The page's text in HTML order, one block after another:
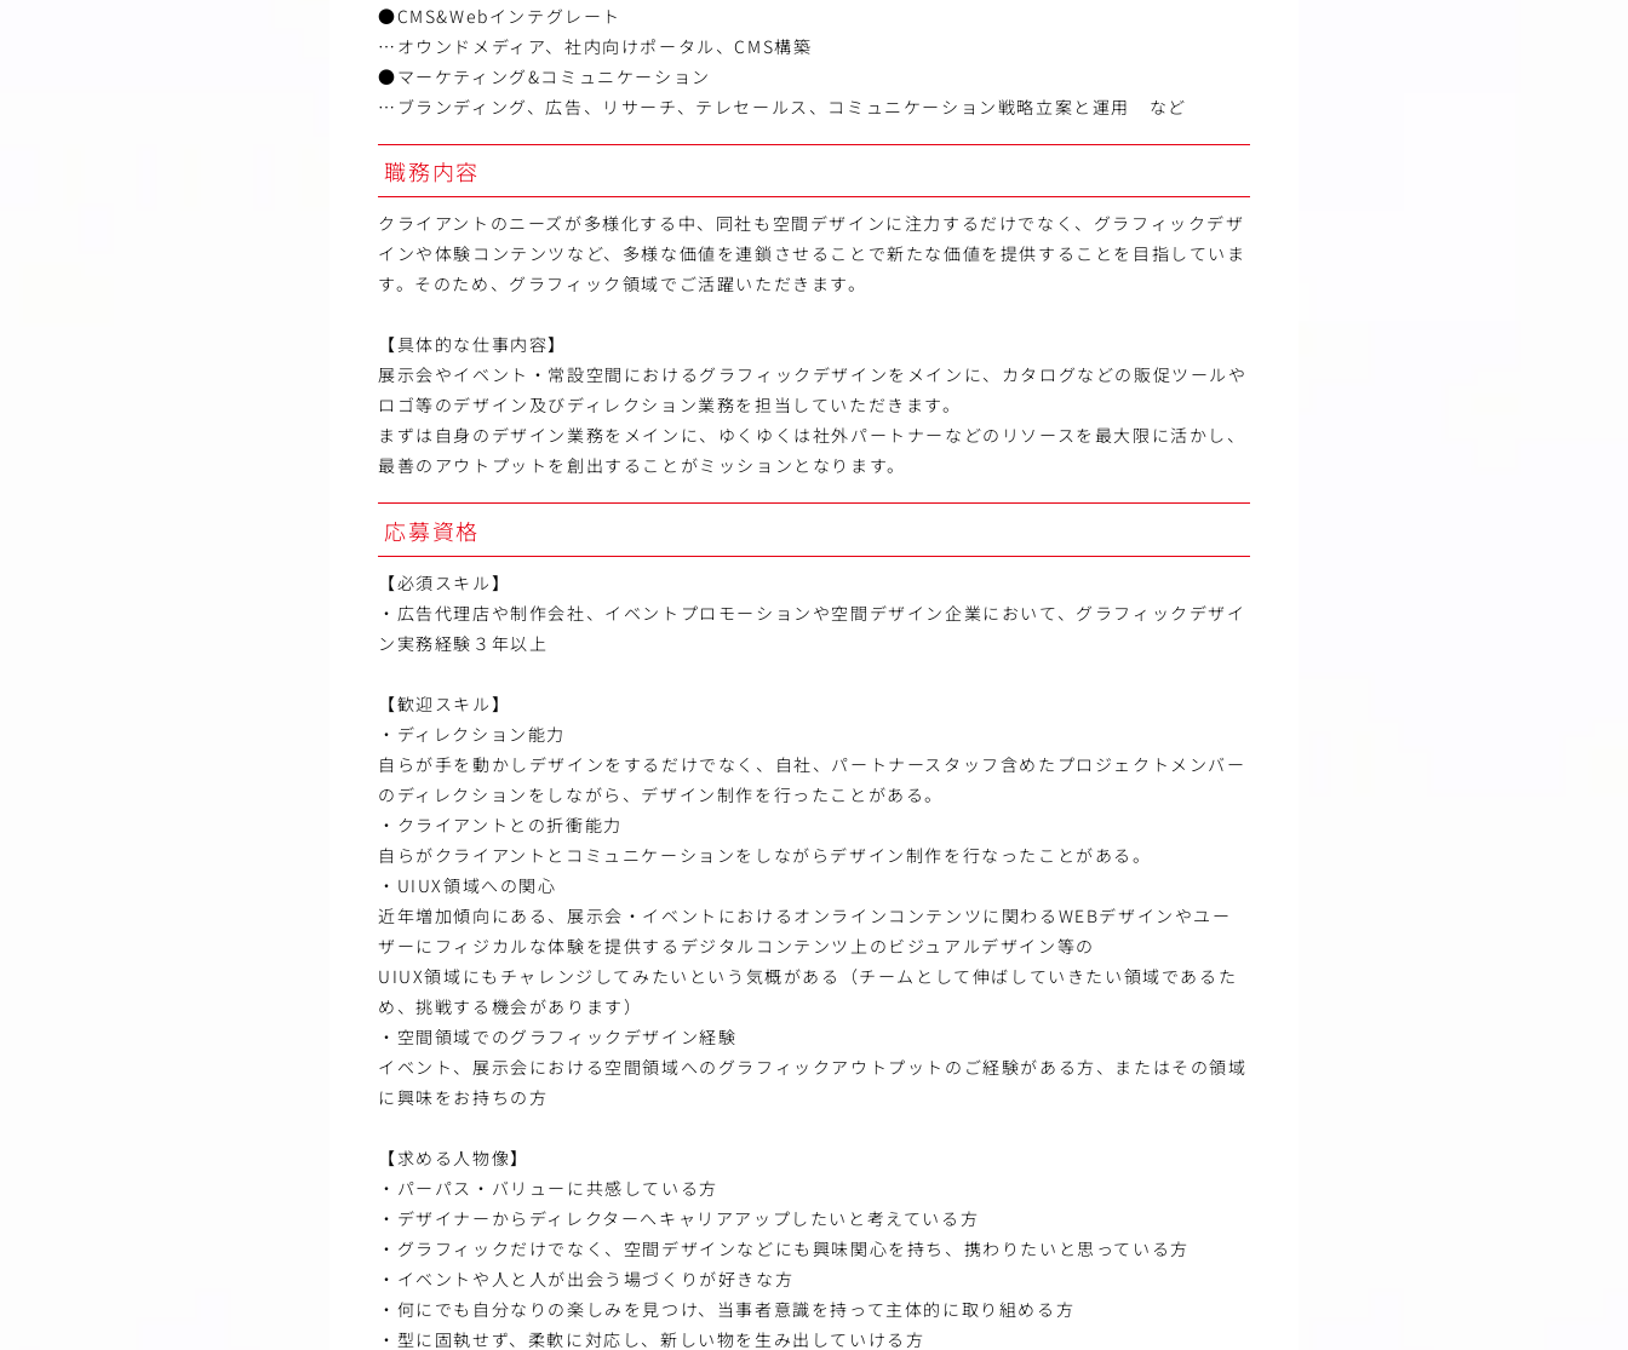
●CMS&Webインテグレート
…オウンドメディア、社内向けポータル、CMS構築
●マーケティング&コミュニケーション
…ブランディング、広告、リサーチ、テレセールス、コミュニケーション戦略立案と運用 など
職務内容
クライアントのニーズが多様化する中、同社も空間デザインに注力するだけでなく、グラフィックデザ
インや体験コンテンツなど、多様な価値を連鎖させることで新たな価値を提供することを目指していま
す。そのため、グラフィック領域でご活躍いただきます。
【具体的な仕事内容】
展示会やイベント・常設空間におけるグラフィックデザインをメインに、カタログなどの販促ツールや
ロゴ等のデザイン及びディレクション業務を担当していただきます。
まずは自身のデザイン業務をメインに、ゆくゆくは社外パートナーなどのリソースを最大限に活かし、
最善のアウトプットを創出することがミッションとなります。
応募資格
【必須スキル】
・広告代理店や制作会社、イベントプロモーションや空間デザイン企業において、グラフィックデザイ
ン実務経験３年以上
【歓迎スキル】
・ディレクション能力
自らが手を動かしデザインをするだけでなく、自社、パートナースタッフ含めたプロジェクトメンバー
のディレクションをしながら、デザイン制作を行ったことがある。
・クライアントとの折衝能力
自らがクライアントとコミュニケーションをしながらデザイン制作を行なったことがある。
・UIUX領域への関心
近年増加傾向にある、展示会・イベントにおけるオンラインコンテンツに関わるWEBデザインやユー
ザーにフィジカルな体験を提供するデジタルコンテンツ上のビジュアルデザイン等の
UIUX領域にもチャレンジしてみたいという気概がある（チームとして伸ばしていきたい領域であるた
め、挑戦する機会があります）
・空間領域でのグラフィックデザイン経験
イベント、展示会における空間領域へのグラフィックアウトプットのご経験がある方、またはその領域
に興味をお持ちの方
【求める人物像】
・パーパス・バリューに共感している方
・デザイナーからディレクターへキャリアアップしたいと考えている方
・グラフィックだけでなく、空間デザインなどにも興味関心を持ち、携わりたいと思っている方
・イベントや人と人が出会う場づくりが好きな方
・何にでも自分なりの楽しみを見つけ、当事者意識を持って主体的に取り組める方
・型に固執せず、柔軟に対応し、新しい物を生み出していける方